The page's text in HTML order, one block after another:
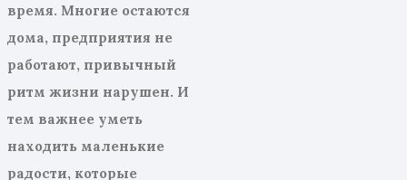
время. Многие остаются
дома, предприятия не
работают, привычный
ритм жизни нарушен. И
тем важнее уметь
находить маленькие
радости, которые